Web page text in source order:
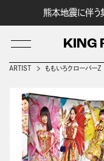
熊本地震に伴う
KING
LOG IN
ARTIST ももいろクローバーＺ